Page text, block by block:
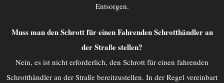
Entsorgen.
Muss man den Schrott für einen Fahrenden Schrotthändler an
der Straße stellen?
Nein, es ist nicht erforderlich, den Schrott für einen fahrenden
Schrotthändler an der Straße bereitzustellen. In der Regel vereinbart